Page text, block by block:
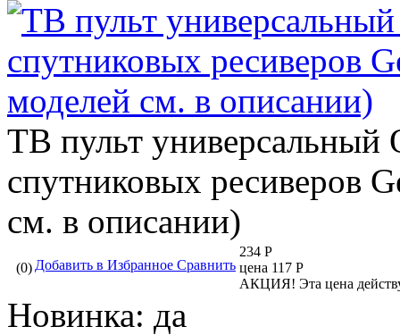
ТВ пульт универсальный
спутниковых ресиверов
см. в описании)
(0) Добавить в Избранное Сравнить
234 Р
цена 117 Р
АКЦИЯ! Эта цена
Новинка: да